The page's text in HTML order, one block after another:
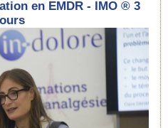
en EMDR - IMO ® 3